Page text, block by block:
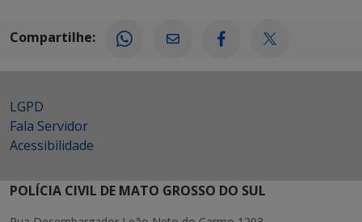
Compartilhe:
LGPD
Fala Servidor
Acessibilidade
POLÍCIA CIVIL DE MATO GROSSO DO SUL